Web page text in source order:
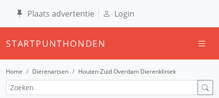
Plaats advertentie Login
STARTPUNTHONDEN
Home Dierenartsen Houten-Zuid Overdam Dierenkliniek